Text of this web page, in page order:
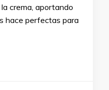
crema, aportando
hace perfectas para